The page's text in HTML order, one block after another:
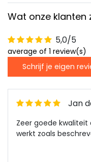
Wat onze klanten
5,0/5
average of 1 review(s)
Schrijf je eigen
Jan
Zeer goede
werkt zoals